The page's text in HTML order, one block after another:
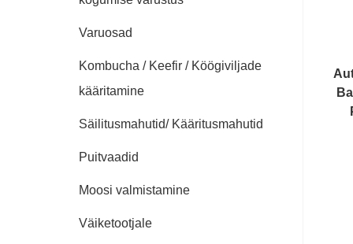
Varuosad
Kombucha / Keefir / Köögiviljade
kääritamine
Säilitusmahutid/ Kääritusmahutid
Puitvaadid
Moosi valmistamine
Väiketootjale